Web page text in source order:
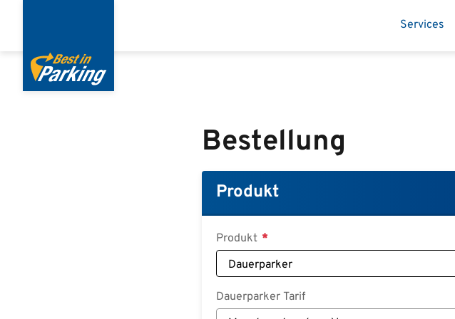
Services
Bestellung
Produkt
Produkt
Dauerparker Tarif